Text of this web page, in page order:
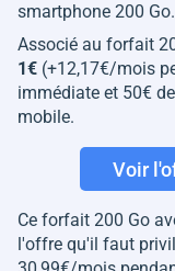
smartphone 200 Go.
Associé au forfait
1€ (+12,17€/mois
immédiate et 50€
mobile.
Voir
Ce forfait 200 Go
l'offre qu'il faut